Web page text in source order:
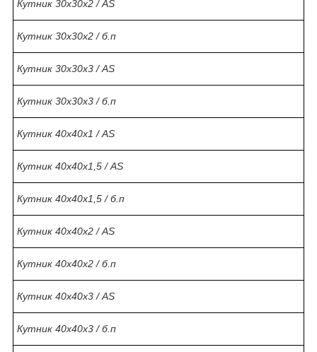
Кутник 30х30х2 / AS
Кутник 30х30х2 / б.п
Кутник 30х30х3 / AS
Кутник 30х30х3 / б.п
Кутник 40х40х1 / AS
Кутник 40х40х1,5 / AS
Кутник 40х40х1,5 / б.п
Кутник 40х40х2 / AS
Кутник 40х40х2 / б.п
Кутник 40х40х3 / AS
Кутник 40х40х3 / б.п